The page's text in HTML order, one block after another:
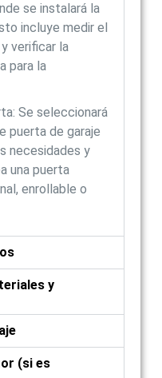
se instalará la
incluye medir el
verificar la
para la
Se seleccionará
puerta de garaje
necesidades y
una puerta
enrollable o
y
(si es